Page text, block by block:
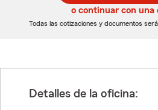
5
dígitos
5
dígitos
o continuar con una
Todas las cotizaciones y documentos
Detalles de la oficina: